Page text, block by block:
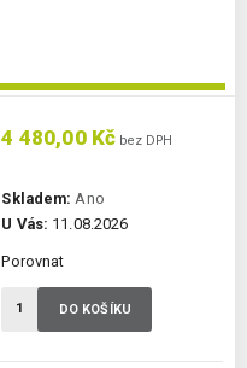
4 480,00 Kč bez DPH
Skladem: Ano
U Vás: 11.08.2026
Porovnat
DO KOŠÍKU